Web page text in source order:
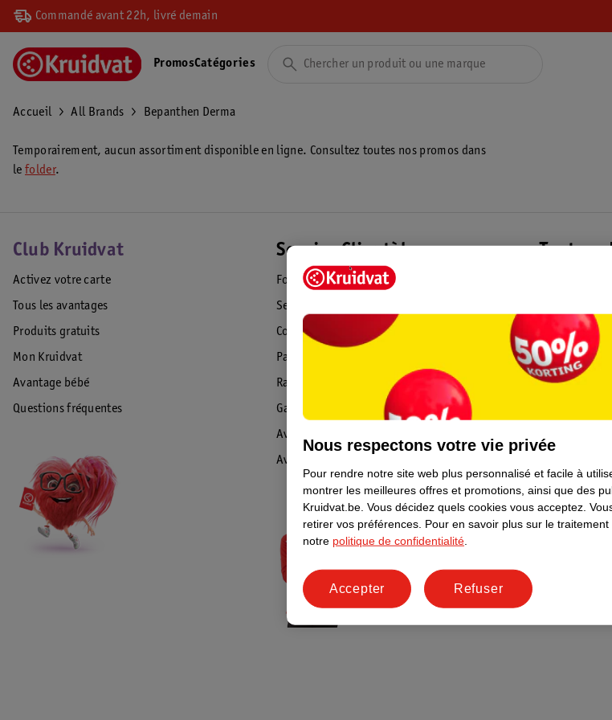
Commandé avant 22h, livré demain
PromosCatégories
Accueil All Brands Bepanthen Derma
Temporairement, aucun assortiment disponible en ligne. Consultez toutes nos promos dans
le folder.
Club Kruidvat
Activez votre carte
Tous les avantages
Produits gratuits
Mon Kruidvat
Avantage bébé
Questions fréquentes
Service Clientèle
Foire aux questions
Service Clientèle
Commande & Livraison
Paiement
Rappel & Retour
Garantie
Avis de sécurité
Avis
Tout sur
Formule
Coordonnées
Plus durable
Nous respectons votre vie privée
Pour rendre notre site web plus personnalisé et facile à
montrer les meilleures offres et promotions, ainsi que des
Kruidvat.be. Vous décidez quels cookies vous acceptez.
retirer vos préférences. Pour en savoir plus sur le
notre politique de confidentialité
Refuser
Accepter